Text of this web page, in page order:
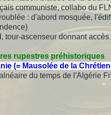
communiste,
: d'abord mosquée,
tour-ascenseur donnant
rupestres préhistoriques
(= Mausolée de la
du temps de l'Algérie